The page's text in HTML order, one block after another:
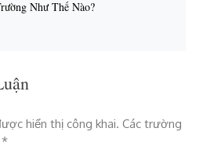
Như Thế Nào?
hiển thị công khai. Các trường
*